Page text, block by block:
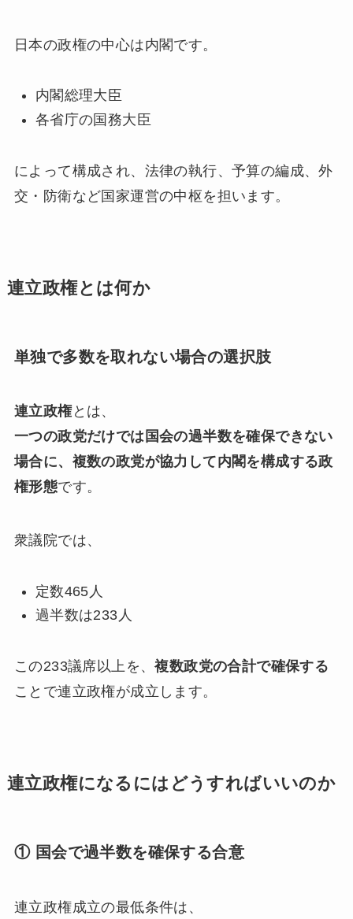
日本の政権の中心は内閣です。
内閣総理大臣
各省庁の国務大臣
によって構成され、法律の執行、予算の編成、外
交・防衛など国家運営の中枢を担います。
連立政権とは何か
単独で多数を取れない場合の選択肢
連立政権とは、
一つの政党だけでは国会の過半数を確保できない
場合に、複数の政党が協力して内閣を構成する政
権形態です。
衆議院では、
定数465人
過半数は233人
この233議席以上を、複数政党の合計で確保する
ことで連立政権が成立します。
連立政権になるにはどうすればいいのか
① 国会で過半数を確保する合意
連立政権成立の最低条件は、